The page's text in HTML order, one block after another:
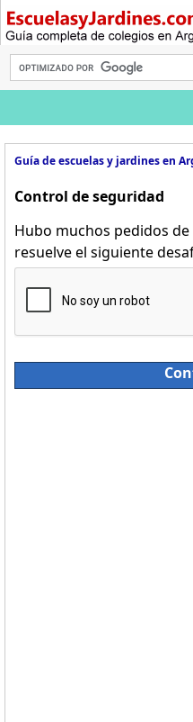
Guía de escuelas y jardines en
Control de seguridad
Hubo muchos pedidos
resuelve el siguiente